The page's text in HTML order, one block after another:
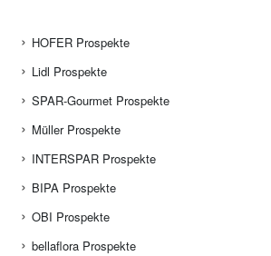
HOFER Prospekte
Lidl Prospekte
SPAR-Gourmet Prospekte
Müller Prospekte
INTERSPAR Prospekte
BIPA Prospekte
OBI Prospekte
bellaflora Prospekte